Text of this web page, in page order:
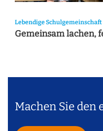
Lebendige Schulgemeinschaft
Gemeinsam lachen,
Machen Sie den